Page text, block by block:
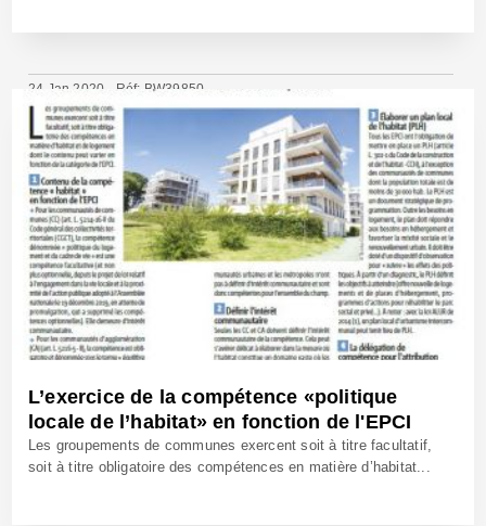
24 Jan 2020 - Réf: BW39850
L’exercice de la compétence «politique
locale de l’habitat» en fonction de l'EPCI
Les groupements de communes exercent soit à titre facultatif,
soit à titre obligatoire des compétences en matière d’habitat...